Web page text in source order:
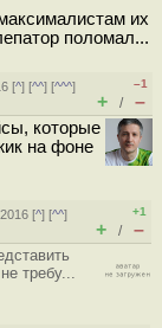
их
поломал...
[^] [^^] [^^^]
–1
+ / –
которые
на фоне
[^] [^^]
+1
+ / –
требу...